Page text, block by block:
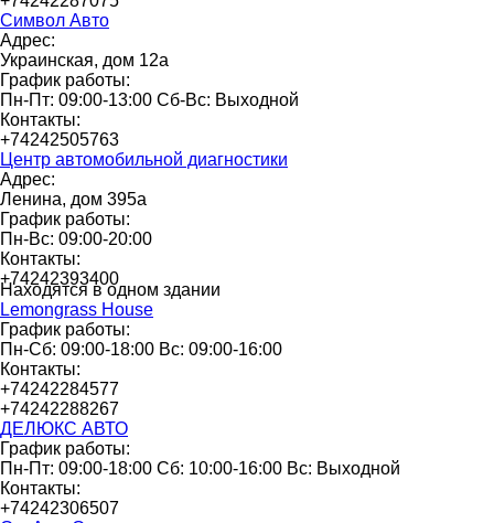
Символ Авто
Адрес:
Украинская, дом 12а
График работы:
Пн-Пт: 09:00-13:00 Сб-Вс: Выходной
Контакты:
+74242505763
Центр автомобильной диагностики
Адрес:
Ленина, дом 395а
График работы:
Пн-Вс: 09:00-20:00
Контакты:
+74242393400
Находятся в одном здании
Lemongrass House
График работы:
Пн-Сб: 09:00-18:00 Вс: 09:00-16:00
Контакты:
+74242284577
+74242288267
ДЕЛЮКС АВТО
График работы:
Пн-Пт: 09:00-18:00 Сб: 10:00-16:00 Вс: Выходной
Контакты:
+74242306507